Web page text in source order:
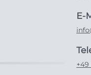
E-
+49